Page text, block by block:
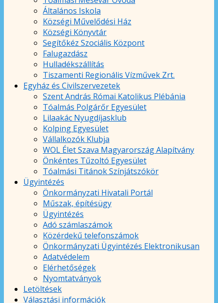
Általános Iskola
Községi Művelődési Ház
Községi Könyvtár
Segítőkéz Szociális Központ
Falugazdász
Hulladékszállítás
Tiszamenti Regionális Vízművek Zrt.
Egyház és Civilszervezetek
Szent András Római Katolikus Plébánia
Tóalmás Polgárőr Egyesület
Lilaakác Nyugdíjasklub
Kolping Egyesület
Vállalkozók Klubja
WOL Élet Szava Magyarország Alapítvány
Önkéntes Tűzoltó Egyesület
Tóalmási Titánok Színjátszókör
Ügyintézés
Önkormányzati Hivatali Portál
Műszak, építésügy
Ügyintézés
Adó számlaszámok
Közérdekű telefonszámok
Önkormányzati Ügyintézés Elektronikusan
Adatvédelem
Elérhetőségek
Nyomtatványok
Letöltések
Választási információk